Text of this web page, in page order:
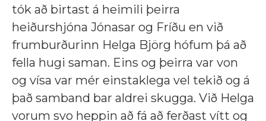
tók að birtast á heimili þeirra
heiðurshjóna Jónasar og Fríðu en við
frumburðurinn Helga Björg hófum þá að
fella hugi saman. Eins og þeirra var von
og vísa var mér einstaklega vel tekið og á
það samband bar aldrei skugga. Við Helga
vorum svo heppin að fá að ferðast vítt og